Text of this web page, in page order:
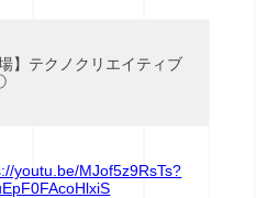
場】テクノクリエイティブ
youtu.be/MJof5z9RsTs?